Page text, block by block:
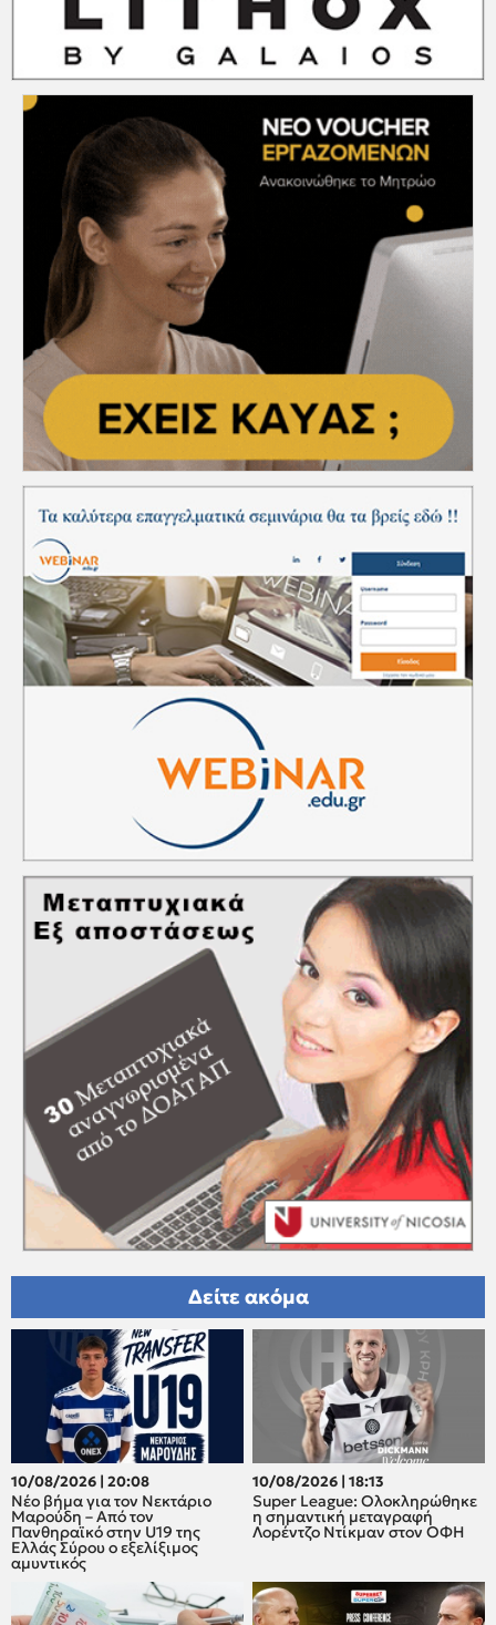
Δείτε ακόμα
10/08/2026 | 20:08
Νέο βήμα για τον Νεκτάριο
Μαρούδη – Από τον
Πανθηραϊκό στην U19 της
Ελλάς Σύρου ο εξελίξιμος
αμυντικός
10/08/2026 | 18:13
Super League: Ολοκληρώθηκε
η σημαντική μεταγραφή
Λορέντζο Ντίκμαν στον ΟΦΗ